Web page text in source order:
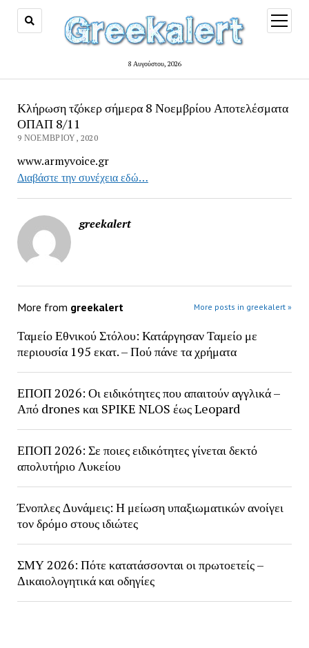
8 Αυγούστου, 2026
open
menu
Κλήρωση τζόκερ σήμερα 8 Νοεμβρίου Αποτελέσματα
ΟΠΑΠ 8/11
9 ΝΟΕΜΒΡΊΟΥ, 2020
www.armyvoice.gr
Διαβάστε την συνέχεια εδώ…
greekalert
More from greekalert More posts in greekalert »
Ταμείο Εθνικού Στόλου: Κατάργησαν Ταμείο με
περιουσία 195 εκατ. – Πού πάνε τα χρήματα
ΕΠΟΠ 2026: Οι ειδικότητες που απαιτούν αγγλικά –
Από drones και SPIKE NLOS έως Leopard
ΕΠΟΠ 2026: Σε ποιες ειδικότητες γίνεται δεκτό
απολυτήριο Λυκείου
Ένοπλες Δυνάμεις: Η μείωση υπαξιωματικών ανοίγει
τον δρόμο στους ιδιώτες
ΣΜΥ 2026: Πότε κατατάσσονται οι πρωτοετείς –
Δικαιολογητικά και οδηγίες